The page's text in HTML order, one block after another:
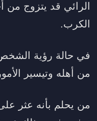
الرائي قد يتزوج من
الكرب.
من أهله وتيسير
من يحلم بأنه عثر